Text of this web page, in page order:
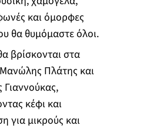
και όμορφες
θα θυμόμαστε όλοι.
βρίσκονται στα
Πλάτης και
κέφι και
για μικρούς και